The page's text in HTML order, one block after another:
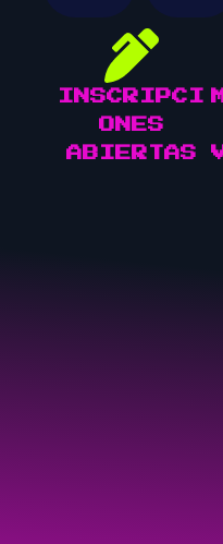
INSCRIPCI
ONES
ABIERTAS